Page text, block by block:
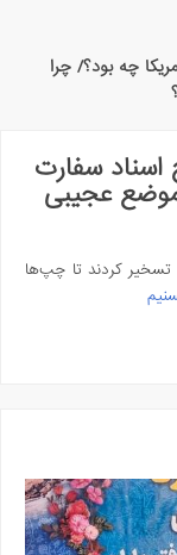
چه بود؟/ چرا
سفارت
موضع عجیبی
تسخیر کردند تا چپ‌ها